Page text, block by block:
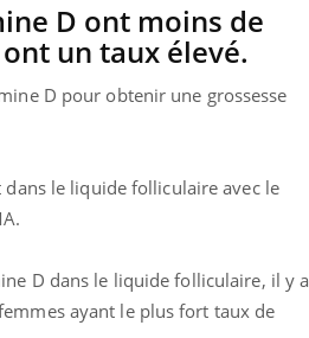
D ont moins de
un taux élevé.
D pour obtenir une grossesse
le liquide folliculaire avec le
D dans le liquide folliculaire, il y a
ayant le plus fort taux de